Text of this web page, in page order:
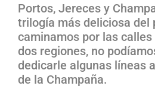
Portos, Jereces y
trilogía más deliciosa del
caminamos por las
dos regiones, no
dedicarle algunas líneas
de la Champaña.